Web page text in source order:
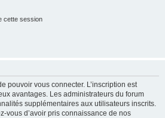
cette session
pouvoir vous connecter. L’inscription est
avantages. Les administrateurs du forum
supplémentaires aux utilisateurs inscrits.
vous d’avoir pris connaissance de nos